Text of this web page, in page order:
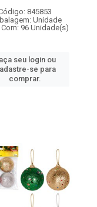
845853
Unidade
Com: 96 Unidade(s)
seu login ou
se para
comprar.